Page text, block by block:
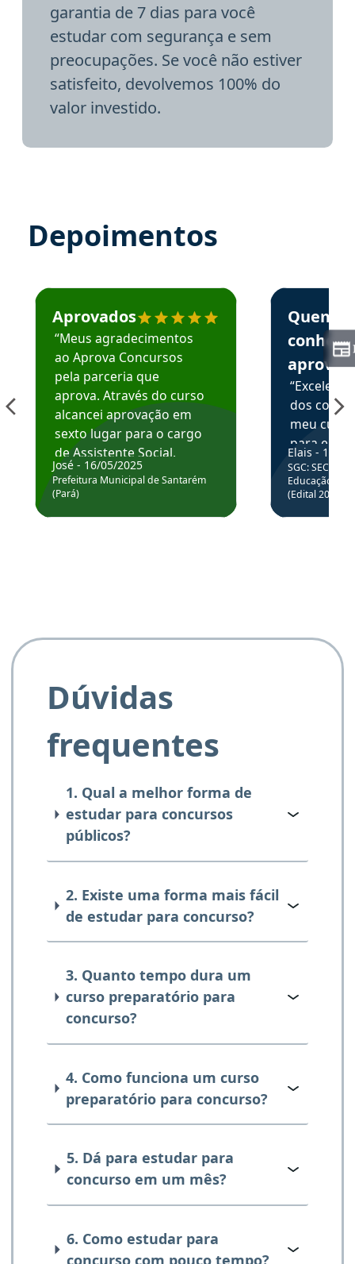
garantia de 7 dias para você
estudar com segurança e sem
preocupações. Se você não estiver
satisfeito, devolvemos 100% do
valor investido.
Depoimentos
Estudante José recomenda o Aprova Concursos em
Aprovados
“Meus agradecimentos
ao Aprova Concursos
pela parceria que
aprova. Através do curso
alcancei aprovação em
sexto lugar para o cargo
de Assistente Social.
Hoje estou atuando na
Prefeitura de Santarém.
José - 16/05/2025
Prefeitura Municipal de Santarém
(Pará)
Estudante
Quem
aprova
dos
meu
para
colocar
através
de
Elais - 15/
SGC: SEC BA
Educação
(Edital
Dúvidas
frequentes
1. Qual a melhor forma de
estudar para concursos
públicos?
2. Existe uma forma mais fácil
de estudar para concurso?
3. Quanto tempo dura um
curso preparatório para
concurso?
4. Como funciona um curso
preparatório para concurso?
5. Dá para estudar para
concurso em um mês?
6. Como estudar para
concurso com pouco tempo?